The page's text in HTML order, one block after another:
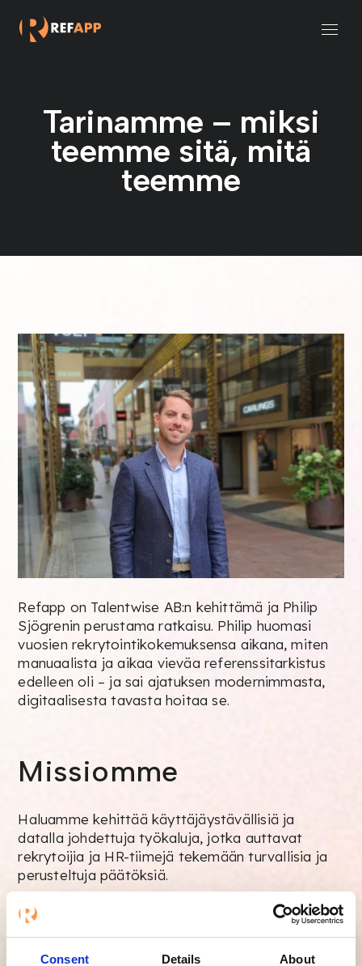
Consent Details About
Tarinamme – miksi
teemme sitä, mitä
teemme
Refapp on Talentwise AB:n kehittämä ja Philip
Sjögrenin perustama ratkaisu. Philip huomasi
vuosien rekrytointikokemuksensa aikana, miten
manuaalista ja aikaa vieväa referenssitarkistus
edelleen oli – ja sai ajatuksen modernimmasta,
digitaalisesta tavasta hoitaa se.
Missiomme
Haluamme kehittää käyttäjäystävällisiä ja
datalla johdettuja työkaluja, jotka auttavat
rekrytoijia ja HR-tiimejä tekemään turvallisia ja
perusteltuja päätöksiä.